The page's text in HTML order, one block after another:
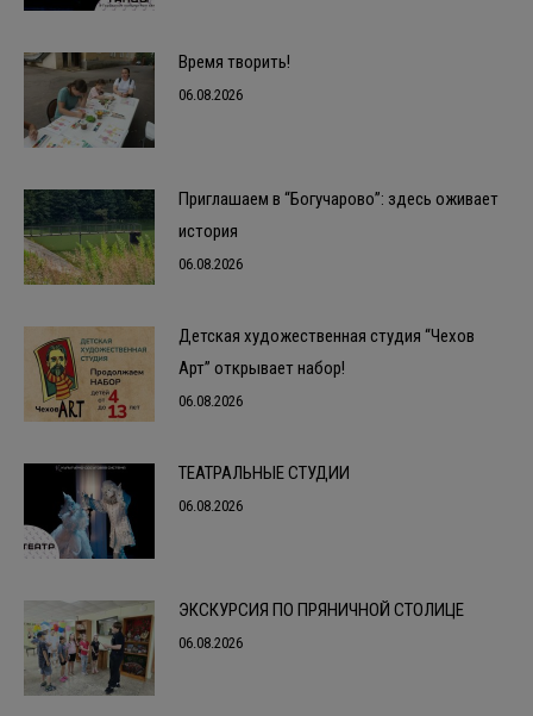
Время творить!
06.08.2026
Приглашаем в “Богучарово”: здесь оживает
история
06.08.2026
Детская художественная студия “Чехов
Арт” открывает набор!
06.08.2026
ТЕАТРАЛЬНЫЕ СТУДИИ
06.08.2026
ЭКСКУРСИЯ ПО ПРЯНИЧНОЙ СТОЛИЦЕ
06.08.2026